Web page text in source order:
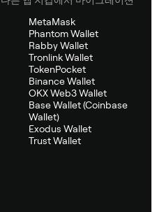
MetaMask
Phantom Wallet
Rabby Wallet
Tronlink Wallet
TokenPocket
Binance Wallet
OKX Web3 Wallet
Base Wallet (Coinbase
Wallet)
Exodus Wallet
Trust Wallet